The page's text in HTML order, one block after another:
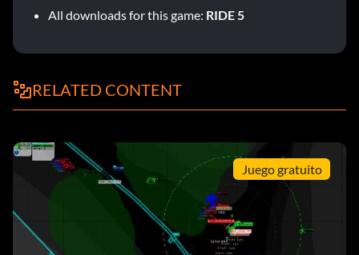
All downloads for this game: RIDE 5
RELATED CONTENT
Juego gratuito